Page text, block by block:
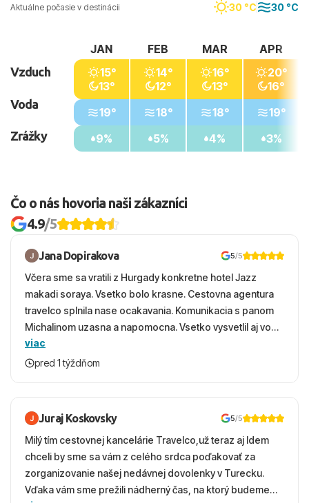
Aktuálne počasie v destinácii 30 °C 30 °C
Vzduch
Voda
Zrážky
JAN
15°
13°
19°
9%
FEB
14°
12°
18°
5%
MAR
16°
13°
18°
4%
APR
20°
16°
19°
3%
Čo o nás hovoria naši zákazníci
4.9/5
Jana Dopirakova 5/5
Včera sme sa vratili z Hurgady konkretne hotel Jazz
makadi soraya. Vsetko bolo krasne. Cestovna agentura
travelco splnila nase ocakavania. Komunikacia s panom
Michalinom uzasna a napomocna. Vsetko vysvetlil aj vo
vecernych hodinach zaco sa ospravedlnujem. Hotel
krasny, cisty. Sluzby top. Strava, prostredie, more,
viac
pred 1 týždňom
Juraj Koskovsky 5/5
Milý tím cestovnej kancelárie Travelco,už teraz aj Idem
chceli by sme sa vám z celého srdca poďakovať za
zorganizovanie našej nedávnej dovolenky v Turecku.
Vďaka vám sme prežili nádherný čas, na ktorý budeme